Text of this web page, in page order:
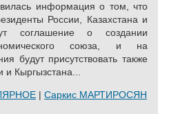
информация о том, что
России, Казахстана и
соглашение о создании
союза, и на
будут присутствовать также
Кыргызстана...
| Саркис МАРТИРОСЯН